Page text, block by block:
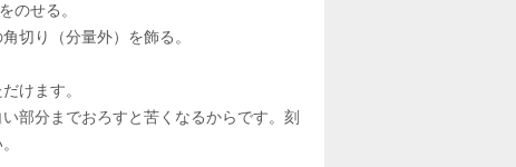
のせる。
切り（分量外）を飾る。
けます。
部分までおろすと苦くなるからです。刻